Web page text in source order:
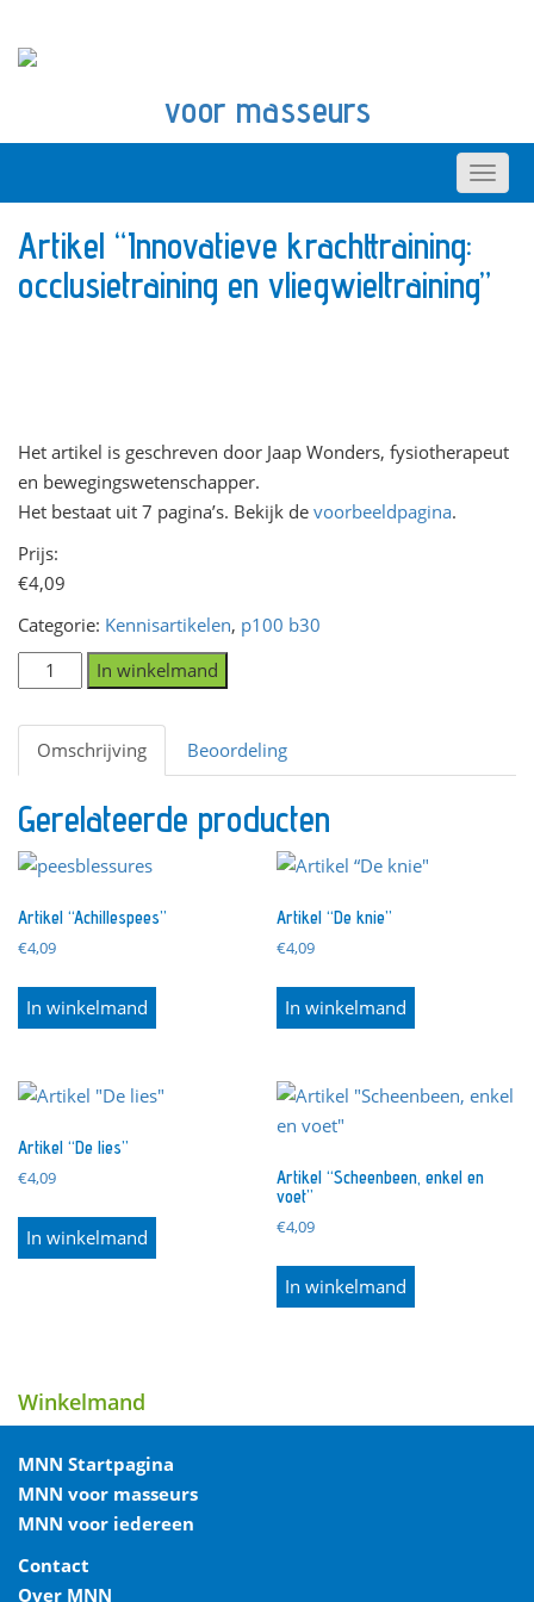
voor masseurs
Artikel “Innovatieve krachttraining:
occlusietraining en vliegwieltraining”
Het artikel is geschreven door Jaap Wonders, fysiotherapeut
en bewegingswetenschapper.
Het bestaat uit 7 pagina’s. Bekijk de voorbeeldpagina.
Prijs:
€4,09
Categorie: Kennisartikelen, p100 b30
Artikel
“Innovatieve
krachttraining:
occlusietraining
vliegwieltraining"
In winkelmand
Omschrijving Beoordeling
Gerelateerde producten
Artikel “Achillespees”
€4,09
In winkelmand
Artikel “De knie”
€4,09
In winkelmand
Artikel “De lies”
€4,09
In winkelmand
Artikel “Scheenbeen, enkel en
voet”
€4,09
In winkelmand
Winkelmand
MNN Startpagina
MNN voor masseurs
MNN voor iedereen
Contact
Over MNN